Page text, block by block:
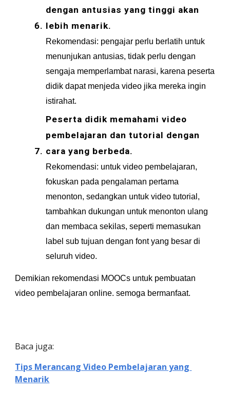
dengan antusias yang tinggi akan
lebih menarik.
Rekomendasi: pengajar perlu berlatih untuk
menunjukan antusias, tidak perlu dengan
sengaja memperlambat narasi, karena peserta
didik dapat menjeda video jika mereka ingin
istirahat.
Peserta didik memahami video
pembelajaran dan tutorial dengan
cara yang berbeda.
Rekomendasi: untuk video pembelajaran,
fokuskan pada pengalaman pertama
menonton, sedangkan untuk video tutorial,
tambahkan dukungan untuk menonton ulang
dan membaca sekilas, seperti memasukan
label sub tujuan dengan font yang besar di
seluruh video.
Demikian rekomendasi MOOCs untuk pembuatan
video pembelajaran online. semoga bermanfaat.
Baca juga:
Tips Merancang Video Pembelajaran yang
Menarik